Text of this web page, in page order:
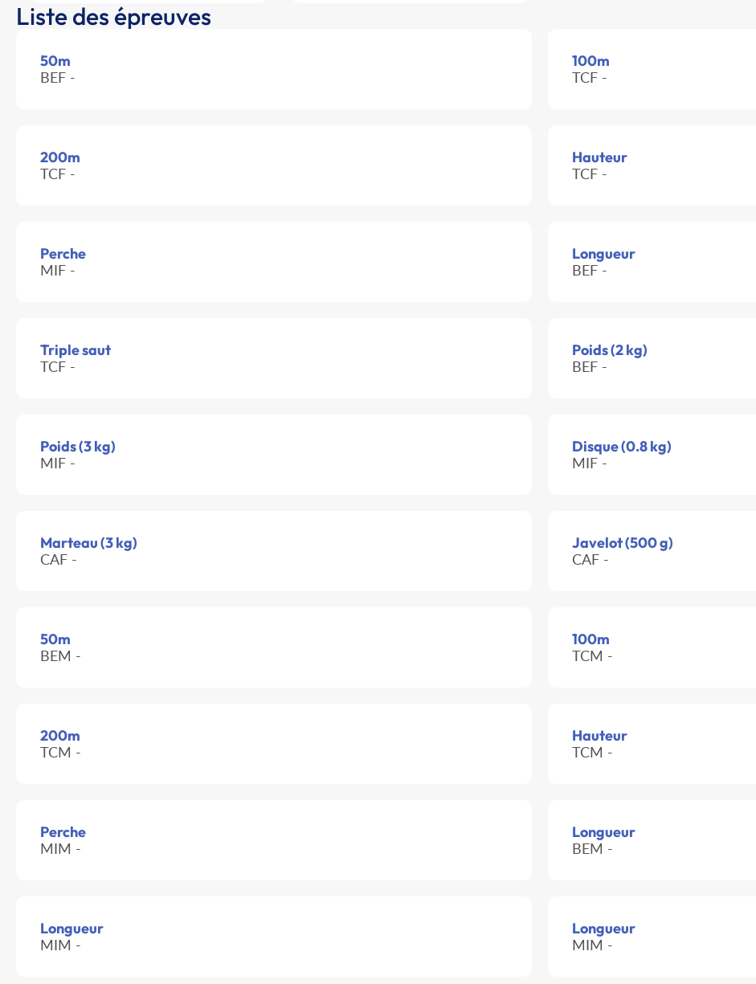
Liste des épreuves
50m
BEF -
100m
TCF -
200m
TCF -
Hauteur
TCF -
Perche
MIF -
Longueur
BEF -
Triple saut
TCF -
Poids (2 kg)
BEF -
Poids (3 kg)
MIF -
Disque (0.8 kg)
MIF -
Marteau (3 kg)
CAF -
Javelot (500 g)
CAF -
50m
BEM -
100m
TCM -
200m
TCM -
Hauteur
TCM -
Perche
MIM -
Longueur
BEM -
Longueur
MIM -
Longueur
MIM -